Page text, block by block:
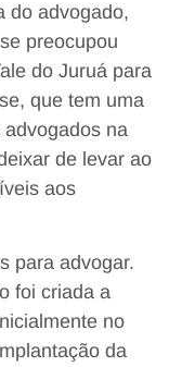
do advogado,
preocupou
do Juruá para
que tem uma
na
de levar ao
aos
para advogar.
foi criada a
no
da